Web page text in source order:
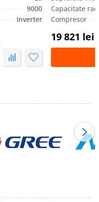
9000
Inverter
Capacitate
Compresor
19 821 lei